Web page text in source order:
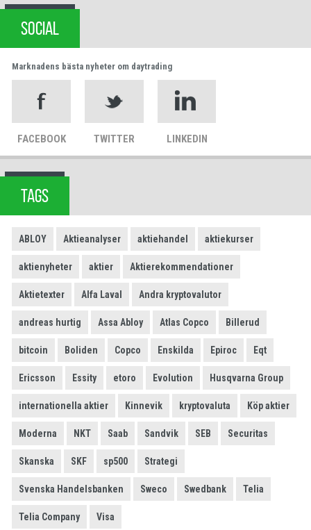
SOCIAL
Marknadens bästa nyheter om daytrading
FACEBOOK TWITTER LINKEDIN
TAGS
ABLOY Aktieanalyser aktiehandel aktiekurser
aktienyheter aktier Aktierekommendationer
Aktietexter Alfa Laval Andra kryptovalutor
andreas hurtig Assa Abloy Atlas Copco Billerud
bitcoin Boliden Copco Enskilda Epiroc Eqt
Ericsson Essity etoro Evolution Husqvarna Group
internationella aktier Kinnevik kryptovaluta Köp aktier
Moderna NKT Saab Sandvik SEB Securitas
Skanska SKF sp500 Strategi
Svenska Handelsbanken Sweco Swedbank Telia
Telia Company Visa